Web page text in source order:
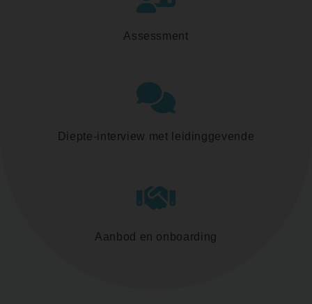
Assessment
Diepte-interview met leidinggevende
Aanbod en onboarding